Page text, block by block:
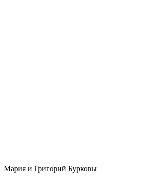
Мария и Григорий Бурковы